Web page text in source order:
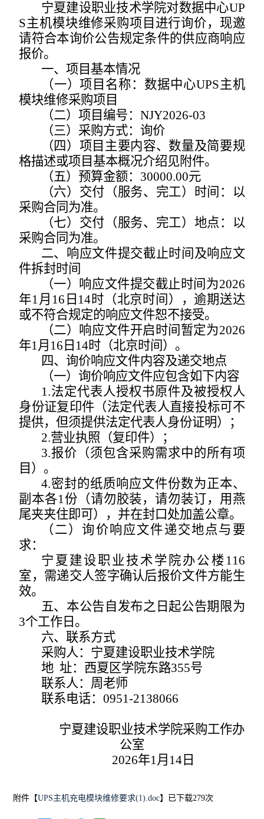
宁夏建设职业技术学院对数据中心UP
S主机模块维修采购项目进行询价，现邀
请符合本询价公告规定条件的供应商响应
报价。
一、项目基本情况
（一）项目名称： 数据中心UPS主机
模块维修采购项 目
（二）项目编号： NJY2026-03
（三）采购方式：询价
（四）项目主要内容、数量及简要规
格描述或项目基本概况介绍见附件。
（五）预算金额： 30000.00元
（六）交付（服务、完工）时间：以
采购合同为准。
（七）交付（服务、完工）地点：以
采购合同为准。
二、响应文件提交截止时间及响应文
件拆封时间
（一）响应文件提交截止时间为2026
年1月 16 日 14时（北京时间），逾期送达
或不符合规定的响应文件恕不接受。
（二）响应文件开启时间暂定为2026
年1月 16 日 14时（北京时间）。
四、询价响应文件内容及递交地点
（一）询价响应文件应包含如下内容
1.法定代表人授权书原件及被授权人
身份证复印件（法定代表人直接投标可不
提供，但须提供法定代表人身份证明）；
2.营业执照（复印件）；
3.报价（须包含采购需求中的所有项
目）。
4.密封的纸质响应文件份数为正本、
副本各1份（请勿胶装，请勿装订，用燕
尾夹夹住即可）， 并在封口处加盖公章。
（二）询价响应文件递交地点与要
求：
宁夏建设职业技术学院办公楼 116
室，需递交人签字确认后报价文件方能生
效。
五、本公告自发布之日起公告期限为
3个工作日。
六、联系方式
采购人：宁夏建设职业技术学院
地 址：西夏区学院东路355号
联系人：周老师
联系电话： 0951-2138066
宁夏建设职业技术学院采购工作办
公室
2026年1月 14 日
附件【UPS主机充电模块维修要求(1).doc】已下载279次